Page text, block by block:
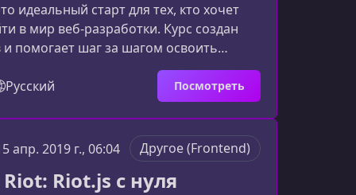
идеальный старт для тех, кто хочет
в мир веб‑разработки. Курс создан
и помогает шаг за шагом освоить
научиться создавать
и понять, как работает веб.Что
собой курс Web StartПрограмма
формирование базовых навыков,
старта в IT. Обучение сочетает
и работу над реальными
темы курса H
Русский Посмотреть
апр. 2019 г., 06:04 Другое (Frontend)
Riot.js с нуля